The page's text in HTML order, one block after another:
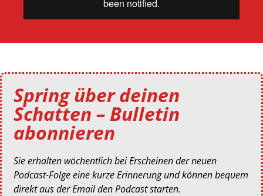
Spring über deinen
Schatten – Bulletin
abonnieren
Sie erhalten wöchentlich bei Erscheinen der neuen
Podcast-Folge eine kurze Erinnerung und können bequem
direkt aus der Email den Podcast starten.